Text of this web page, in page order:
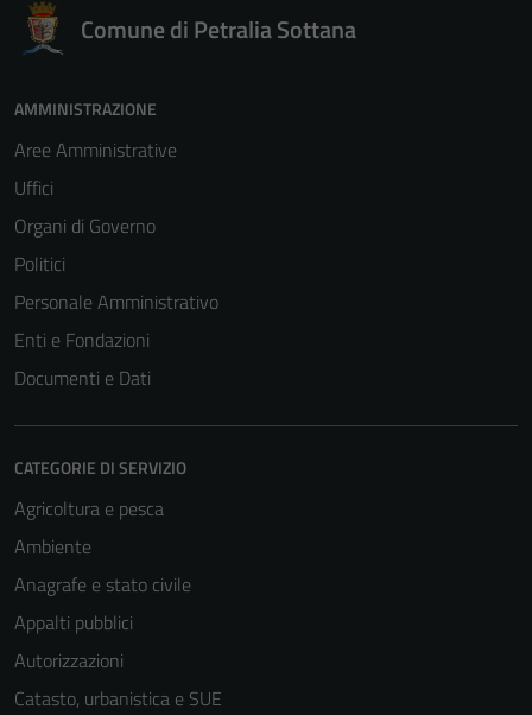
Comune di Petralia Sottana
AMMINISTRAZIONE
Aree Amministrative
Uffici
Organi di Governo
Politici
Personale Amministrativo
Enti e Fondazioni
Documenti e Dati
CATEGORIE DI SERVIZIO
Agricoltura e pesca
Ambiente
Anagrafe e stato civile
Appalti pubblici
Autorizzazioni
Catasto, urbanistica e SUE